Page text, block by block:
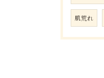
肌荒れ